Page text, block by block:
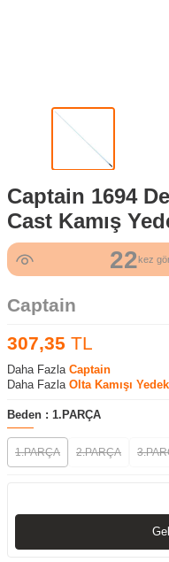
Captain 1694
Cast Kamış
22kez
Captain
307,35 TL
Daha Fazla Captain
Daha Fazla Olta Kamışı
Beden : 1.PARÇA
1.PARÇA 2.PARÇA